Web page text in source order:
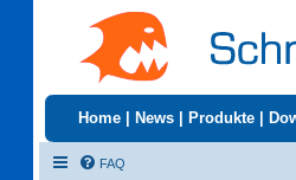
Home News Produkte
FAQ